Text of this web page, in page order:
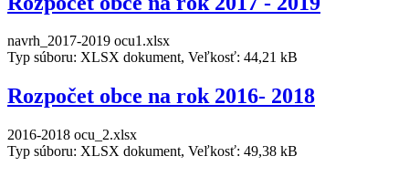
navrh_2017-2019 ocu1.xlsx
Typ súboru: XLSX dokument, Veľkosť: 44,21 kB
Rozpočet obce na rok 2016- 2018
2016-2018 ocu_2.xlsx
Typ súboru: XLSX dokument, Veľkosť: 49,38 kB